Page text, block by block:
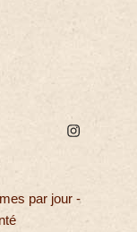
par jour -